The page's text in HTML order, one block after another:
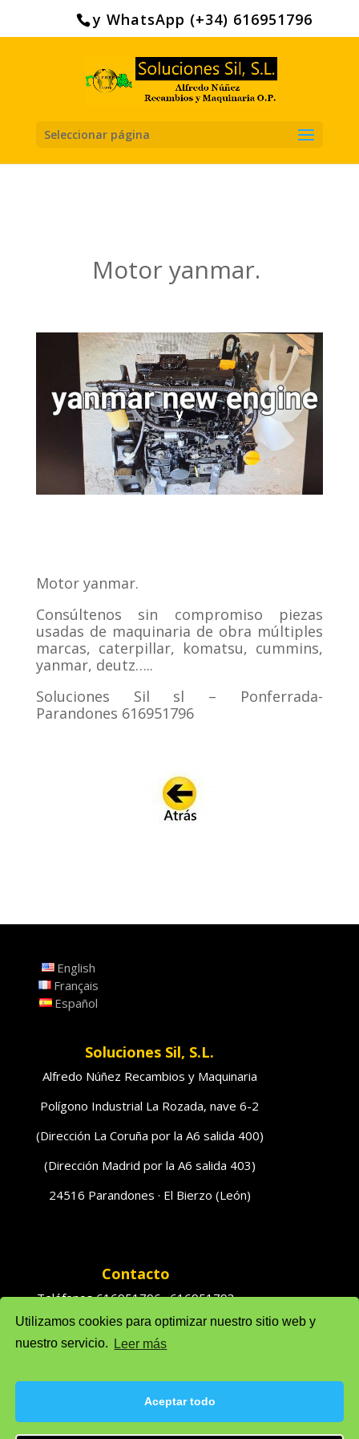
Utilizamos cookies para optimizar nuestro sitio web y
nuestro servicio.
Leer más
Aceptar todo
y WhatsApp (+34) 616951796
Seleccionar página
Motor yanmar.
Motor yanmar.
Consúltenos sin compromiso piezas
usadas de maquinaria de obra múltiples
marcas, caterpillar, komatsu, cummins,
yanmar, deutz…..
Soluciones Sil sl – Ponferrada-
Parandones 616951796
English
Français
Español
Soluciones Sil, S.L.
Alfredo Núñez Recambios y Maquinaria
Polígono Industrial La Rozada, nave 6-2
(Dirección La Coruña por la A6 salida 400)
(Dirección Madrid por la A6 salida 403)
24516 Parandones · El Bierzo (León)
Contacto
Teléfonos 616951796 · 616951793
Ventas: solufredo@gmail.com